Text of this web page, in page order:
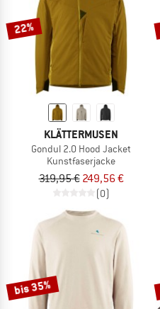
22%
KLÄTTERMUSEN
Gondul 2.0 Hood Jacket
Kunstfaserjacke
319,95 € 249,56 €
(0)
bis 35%